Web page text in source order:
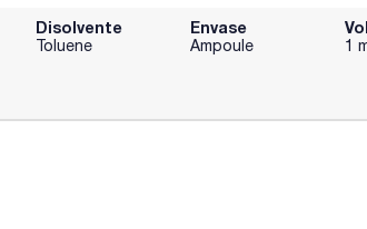
6]
Disolvente
Toluene
Envase
Ampoule 1